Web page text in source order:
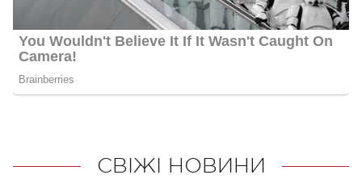
СВІЖІ НОВИНИ